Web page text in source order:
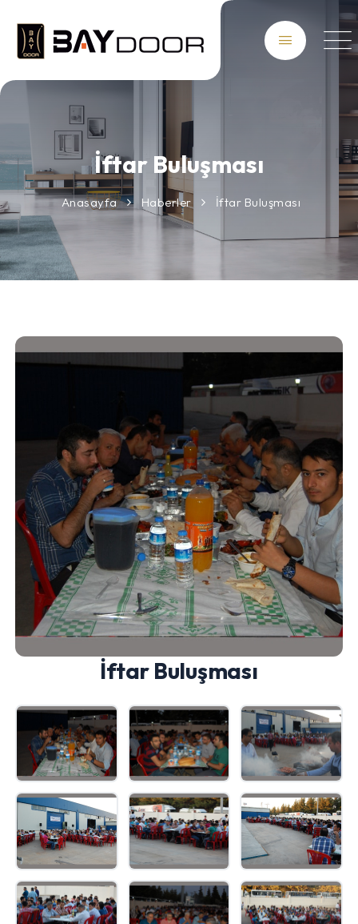
İftar Buluşması
Anasayfa Haberler İftar Buluşması
İftar Buluşması